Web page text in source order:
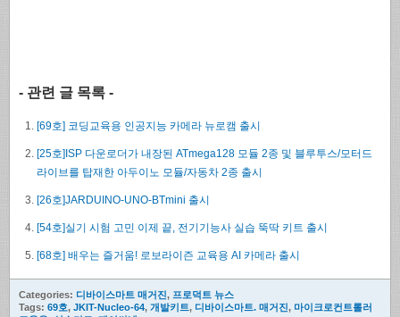
- 관련 글 목록 -
[69호] 코딩교육용 인공지능 카메라 뉴로캠 출시
[25호]ISP 다운로더가 내장된 ATmega128 모듈 2종 및 블루투스/모터드
라이브를 탑재한 아두이노 모듈/자동차 2종 출시
[26호]JARDUINO-UNO-BTmini 출시
[54호]실기 시험 고민 이제 끝, 전기기능사 실습 뚝딱 키트 출시
[68호] 배우는 즐거움! 로보라이즌 교육용 AI 카메라 출시
Categories: 디바이스마트 매거진, 프로덕트 뉴스
Tags: 69호, JKIT-Nucleo-64, 개발키트, 디바이스마트. 매거진, 마이크로컨트롤러